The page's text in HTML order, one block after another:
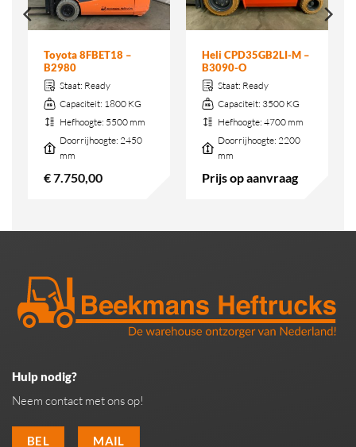
Toyota 8FBET18 –
B2980
Staat: Ready
Capaciteit: 1800 KG
Hefhoogte: 5500 mm
Doorrijhoogte: 2450
mm
€7.750,00
Heli CPD35GB2LI-M –
B3090-O
Staat: Ready
Capaciteit: 3500 KG
Hefhoogte: 4700 mm
Doorrijhoogte: 2200
mm
Prijs op aanvraag
Hulp nodig?
Neem contact met ons op!
BEL MAIL